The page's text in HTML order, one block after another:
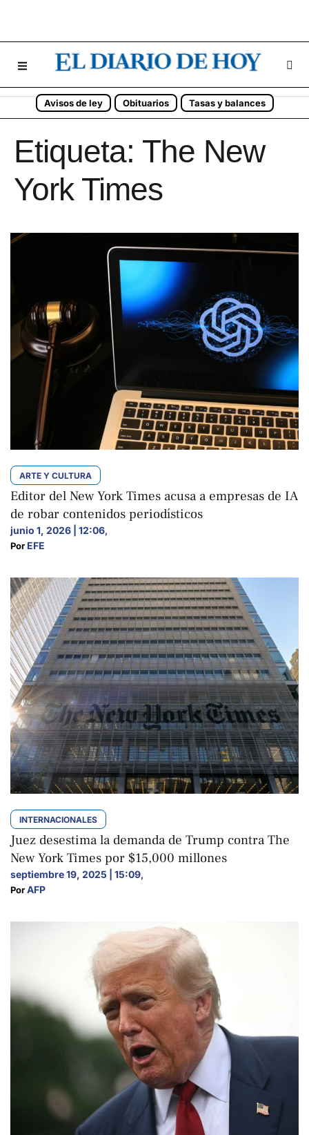
Avisos de ley Obituarios Tasas y balances
Etiqueta: The New
York Times
ARTE Y CULTURA
Editor del New York Times acusa a empresas de IA
de robar contenidos periodísticos
junio 1, 2026 | 12:06,
Por EFE
INTERNACIONALES
Juez desestima la demanda de Trump contra The
New York Times por $15,000 millones
septiembre 19, 2025 | 15:09,
Por AFP